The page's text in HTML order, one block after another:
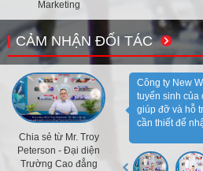
Marketing
CẢM NHẬN ĐỐI TÁC
Chia sẻ từ Mr. Troy
Peterson - Đại diện
Trường Cao đẳng
Công ty New
tuyển sinh của
giúp đỡ và hỗ
cần thiết để